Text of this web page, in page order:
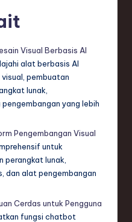
Visual Berbasis AI
alat berbasis AI
pembuatan
lunak,
yang lebih
Pengembangan Visual
untuk
perangkat lunak,
dan alat pengembangan
Cerdas untuk Pengguna
fungsi chatbot